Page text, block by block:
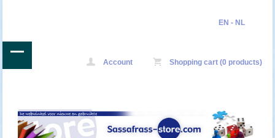
EN - NL
Account Shopping cart (0 products)